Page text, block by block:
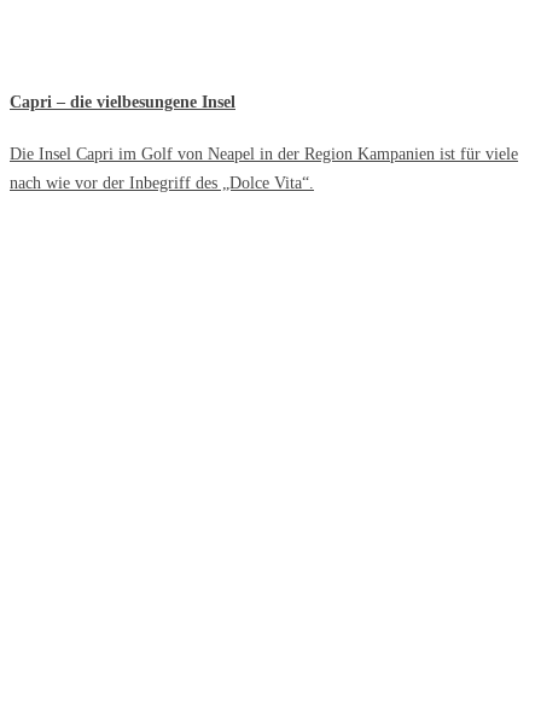
Capri – die vielbesungene Insel
Die Insel Capri im Golf von Neapel in der Region Kampanien ist für viele
nach wie vor der Inbegriff des „Dolce Vita“.